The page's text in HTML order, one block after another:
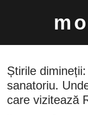
Știrile
sanatoriu.
care vizitează